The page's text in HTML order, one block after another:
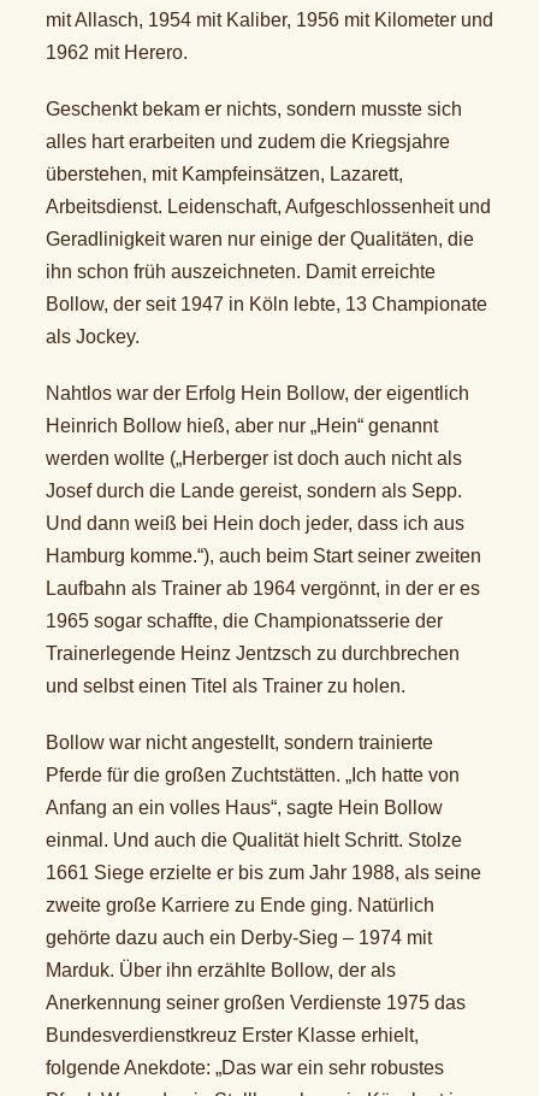
mit Allasch, 1954 mit Kaliber, 1956 mit Kilometer und
1962 mit Herero.
Geschenkt bekam er nichts, sondern musste sich
alles hart erarbeiten und zudem die Kriegsjahre
überstehen, mit Kampfeinsätzen, Lazarett,
Arbeitsdienst. Leidenschaft, Aufgeschlossenheit und
Geradlinigkeit waren nur einige der Qualitäten, die
ihn schon früh auszeichneten. Damit erreichte
Bollow, der seit 1947 in Köln lebte, 13 Championate
als Jockey.
Nahtlos war der Erfolg Hein Bollow, der eigentlich
Heinrich Bollow hieß, aber nur „Hein“ genannt
werden wollte („Herberger ist doch auch nicht als
Josef durch die Lande gereist, sondern als Sepp.
Und dann weiß bei Hein doch jeder, dass ich aus
Hamburg komme.“), auch beim Start seiner zweiten
Laufbahn als Trainer ab 1964 vergönnt, in der er es
1965 sogar schaffte, die Championatsserie der
Trainerlegende Heinz Jentzsch zu durchbrechen
und selbst einen Titel als Trainer zu holen.
Bollow war nicht angestellt, sondern trainierte
Pferde für die großen Zuchtstätten. „Ich hatte von
Anfang an ein volles Haus“, sagte Hein Bollow
einmal. Und auch die Qualität hielt Schritt. Stolze
1661 Siege erzielte er bis zum Jahr 1988, als seine
zweite große Karriere zu Ende ging. Natürlich
gehörte dazu auch ein Derby-Sieg – 1974 mit
Marduk. Über ihn erzählte Bollow, der als
Anerkennung seiner großen Verdienste 1975 das
Bundesverdienstkreuz Erster Klasse erhielt,
folgende Anekdote: „Das war ein sehr robustes